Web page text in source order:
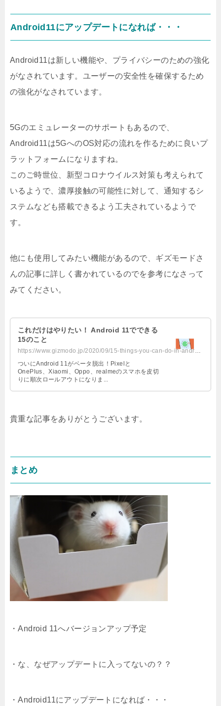
Android11にアップデートになれば・・・
Android11は新しい機能や、プライバシーのための強化
がなされています。ユーザーの安全性を確保するため
の強化がなされています。
5Gのエミュレーターのサポートもあるので、
Android11は5GへのOS対応の流れを作るために良いプ
ラットフォームになりますね。
このご時世位、新型コロナウイルス対策も考えられて
いるようで、濃厚接触の可能性に対して、通知するシ
ステムなども搭載できるよう工夫されているようで
す。
他にも使用してみたい機能があるので、ギズモードさ
んの記事に詳しく書かれているのでを参考になさって
みてください。
これだけはやりたい！ Android 11でできる
15のこと
https://www.gizmodo.jp/2020/09/15-things-you-can-do-in-android-11-that-you-co...
ついにAndroid 11がベータ脱出！Pixelと
OnePlus、Xiaomi、Oppo、realmeのスマホを皮切
りに順次ロールアウトになりま...
貴重な記事をありがとうございます。
まとめ
・Android 11へバージョンアップ予定
・な、なぜアップデートに入ってないの？？
・Android11にアップデートになれば・・・